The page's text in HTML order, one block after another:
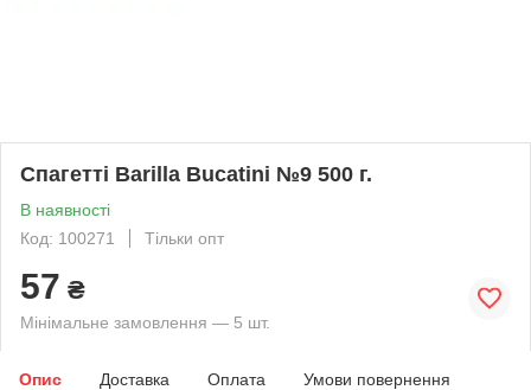
Спагетті Barilla Bucatini №9 500 г.
В наявності
Код: 100271
Тільки опт
57 ₴
Мінімальне замовлення — 5 шт.
Опис Доставка Оплата Умови повернення